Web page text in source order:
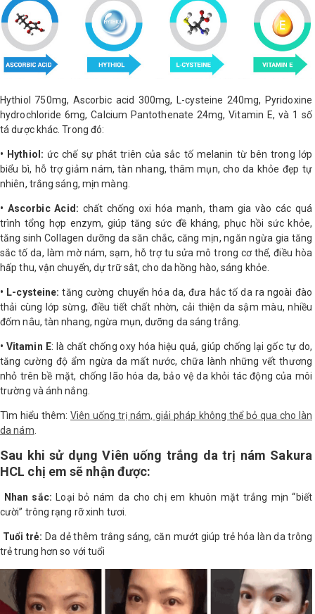
Hythiol 750mg, Ascorbic acid 300mg, L-cysteine 240mg, Pyridoxine
hydrochloride 6mg, Calcium Pantothenate 24mg, Vitamin E, và 1 số
tá dược khác. Trong đó:
• Hythiol: ức chế sự phát triên của sắc tố melanin từ bên trong lớp
biểu bì, hỗ trợ giảm nám, tàn nhang, thâm mụn, cho da khỏe đẹp tự
nhiên, trắng sáng, mịn màng.
• Ascorbic Acid: chất chống oxi hóa mạnh, tham gia vào các quá
trình tổng hợp enzym, giúp tăng sức đề kháng, phục hồi sức khỏe,
tăng sinh Collagen dưỡng da săn chắc, căng mịn, ngăn ngừa gia tăng
sắc tố da, làm mờ nám, sạm, hỗ trợ tu sửa mô trong cơ thể, điều hòa
hấp thu, vận chuyển, dự trữ sắt, cho da hồng hào, sáng khỏe.
• L-cysteine: tăng cường chuyển hóa da, đưa hắc tố da ra ngoài đào
thải cùng lớp sừng, điều tiết chất nhờn, cải thiện da sậm màu, nhiều
đốm nâu, tàn nhang, ngừa mụn, dưỡng da sáng trắng.
• Vitamin E: là chất chống oxy hóa hiệu quả, giúp chống lại gốc tự do,
tăng cường độ ẩm ngừa da mất nước, chữa lành những vết thương
nhỏ trên bề mặt, chống lão hóa da, bảo vệ da khỏi tác động của môi
trường và ánh nắng.
Tìm hiểu thêm:Viên uống trị nám, giải pháp không thể bỏ qua cho làn
da nám
Sau khi sử dụng Viên uống trắng da trị nám Sakura
HCL chị em sẽ nhận được:
Nhan sắc: Loại bỏ nám da cho chị em khuôn mặt trắng mịn “biết
cười” trông rạng rỡ xinh tươi.
Tuổi trẻ: Da dẻ thêm trắng sáng, căn mướt giúp trẻ hóa làn da trông
trẻ trung hơn so với tuổi